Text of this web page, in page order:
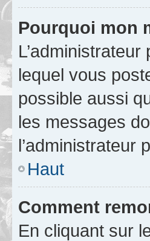
Pourquoi mon
lequel vous
possible aussi
les messages
l’administrateur
Haut
Comment
En cliquant sur